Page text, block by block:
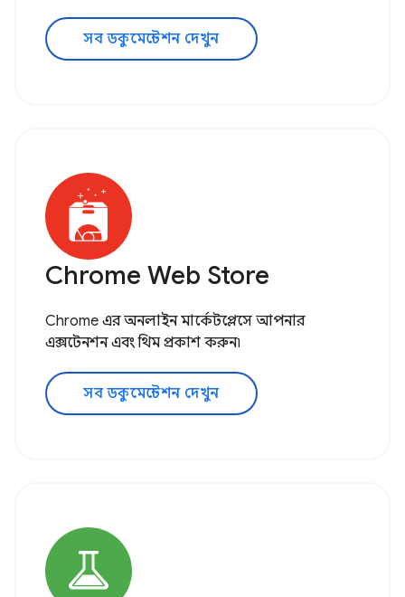
সব ডকুমেন্টেশন দেখুন
Chrome Web Store
Chrome এর অনলাইন মার্কেটপ্লেসে আপনার
এক্সটেনশন এবং থিম প্রকাশ করুন৷
সব ডকুমেন্টেশন দেখুন